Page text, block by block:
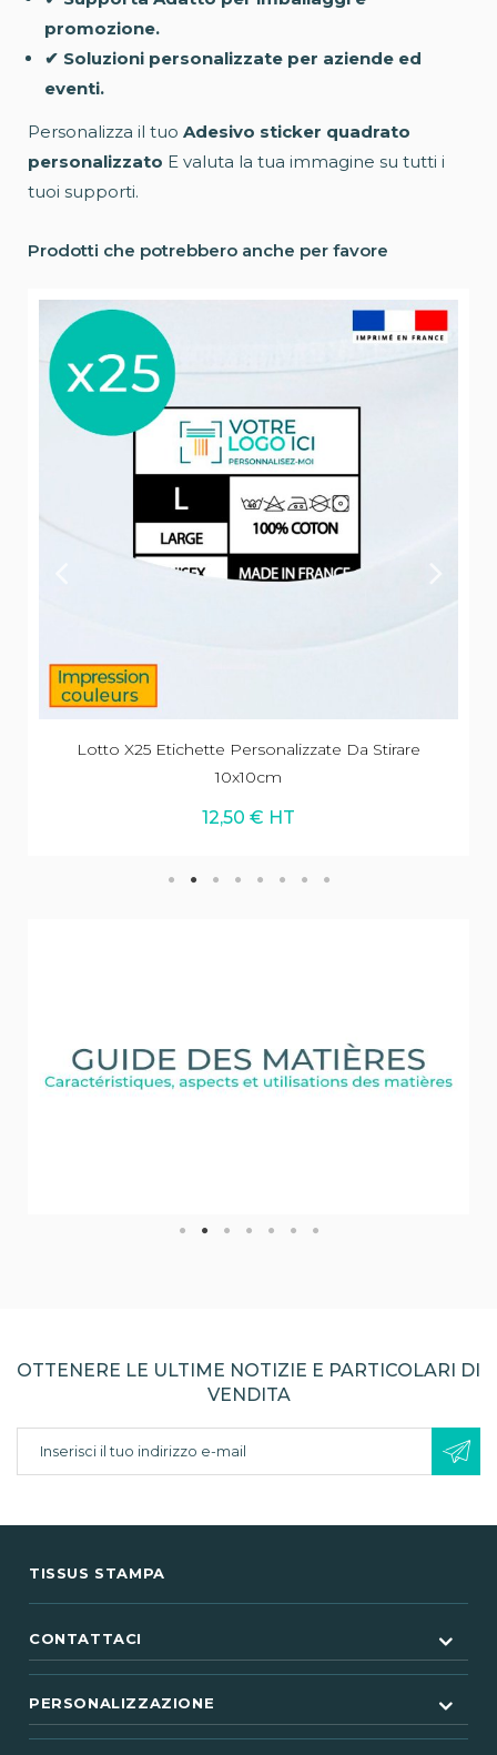
promozione.
✔ Soluzioni personalizzate per aziende ed
eventi.
Personalizza il tuo Adesivo sticker quadrato
personalizzato E valuta la tua immagine su tutti i
tuoi supporti.
Prodotti che potrebbero anche per favore
Lotto X25 Etichette Personalizzate Da Stirare
10x10cm
12,50 € HT
OTTENERE LE ULTIME NOTIZIE E PARTICOLARI DI
VENDITA
TISSUS STAMPA
CONTATTACI
PERSONALIZZAZIONE